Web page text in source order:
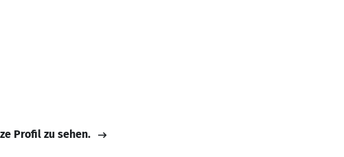
Profil zu sehen.